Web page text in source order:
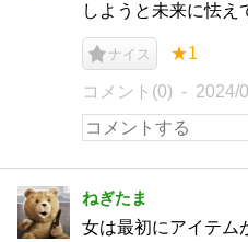
しようと未来に怯え
ナイス ★1
コメント(0) 2024/
ねぎたま
女は最初にアイテム